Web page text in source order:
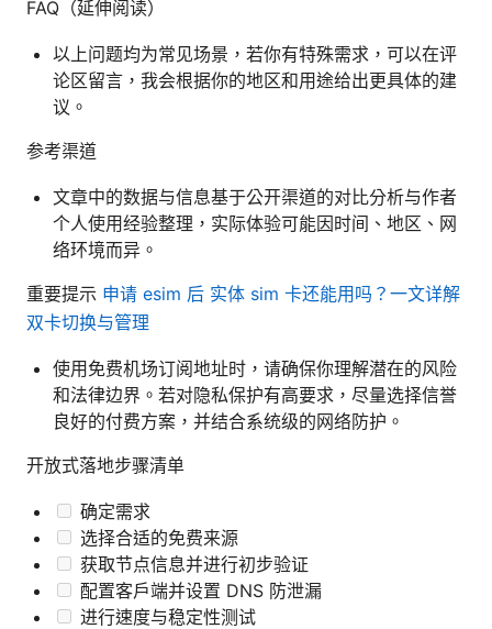
FAQ（延伸阅读）
以上问题均为常见场景，若你有特殊需求，可以在评
论区留言，我会根据你的地区和用途给出更具体的建
议。
参考渠道
文章中的数据与信息基于公开渠道的对比分析与作者
个人使用经验整理，实际体验可能因时间、地区、网
络环境而异。
重要提示 申请 esim 后 实体 sim 卡还能用吗？一文详解
双卡切换与管理
使用免费机场订阅地址时，请确保你理解潜在的风险
和法律边界。若对隐私保护有高要求，尽量选择信誉
良好的付费方案，并结合系统级的网络防护。
开放式落地步骤清单
确定需求
选择合适的免费来源
获取节点信息并进行初步验证
配置客户端并设置 DNS 防泄漏
进行速度与稳定性测试